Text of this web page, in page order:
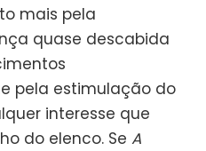
mais pela
quase descabida
pela estimulação do
interesse que
do elenco. SeA